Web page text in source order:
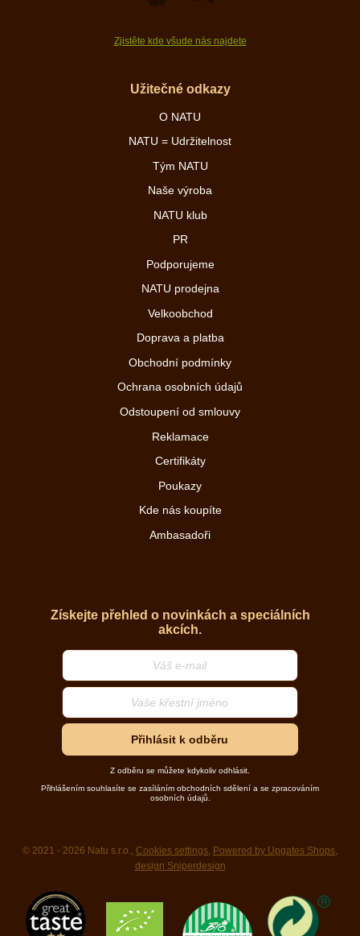
Zjistěte kde všude nás najdete
Užitečné odkazy
O NATU
NATU = Udržitelnost
Tým NATU
Naše výroba
NATU klub
PR
Podporujeme
NATU prodejna
Velkoobchod
Doprava a platba
Obchodní podmínky
Ochrana osobních údajů
Odstoupení od smlouvy
Reklamace
Certifikáty
Poukazy
Kde nás koupíte
Ambasadoři
Získejte přehled o novinkách a speciálních
akcích.
Přihlásit k odběru
Z odběru se můžete kdykoliv odhlásit.
Přihlášením souhlasíte se zasíláním obchodních sdělení a se zpracováním
osobních údajů.
© 2021 - 2026 Natu s.r.o., Cookies settings Powered by Upgates Shops
design Sniperdesign